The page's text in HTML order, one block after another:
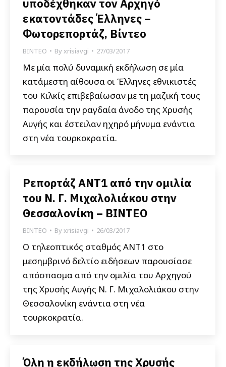
υποδέχθηκαν τον Αρχηγό
εκατοντάδες Έλληνες –
Φωτορεπορτάζ, Βίντεο
ΒΙΝΤΕΟ Byxrisiavgi 27/03/2017
Με μία πολύ δυναμική εκδήλωση σε μία
κατάμεστη αίθουσα οι Έλληνες εθνικιστές
του Κιλκίς επιβεβαίωσαν με τη μαζική τους
παρουσία την ραγδαία άνοδο της Χρυσής
Αυγής και έστειλαν ηχηρό μήνυμα ενάντια
στη νέα τουρκοκρατία.
Ρεπορτάζ ΑNT1 από την ομιλία
του Ν. Γ. Μιχαλολιάκου στην
Θεσσαλονίκη – ΒΙΝΤΕΟ
ΒΙΝΤΕΟ Byxrisiavgi 26/03/2017
Ο τηλεοπτικός σταθμός ANT1 στο
μεσημβρινό δελτίο ειδήσεων παρουσίασε
απόσπασμα από την ομιλία του Αρχηγού
της Χρυσής Αυγής Ν. Γ. Μιχαλολιάκου στην
Θεσσαλονίκη ενάντια στη νέα
τουρκοκρατία.
Όλη η εκδήλωση της Χρυσής